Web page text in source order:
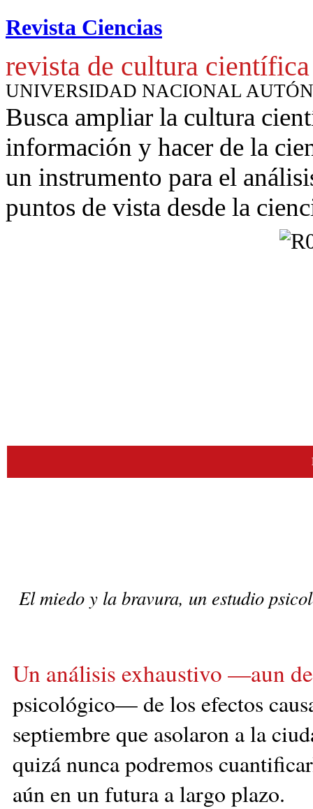
Revista Ciencias
revista de cultura científica
UNIVERSIDAD NACIONAL
Busca ampliar la cultura
información y hacer de la
un instrumento para el
puntos de vista desde la
El miedo y la bravura, un estudio
Un análisis exhaustivo —aun
psicológico— de los efectos
septiembre que asolaron a la
quizá nunca podremos
aún en un futura a largo plazo.